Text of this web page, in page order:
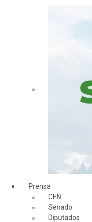
Prensa
CEN
Senado
Diputados